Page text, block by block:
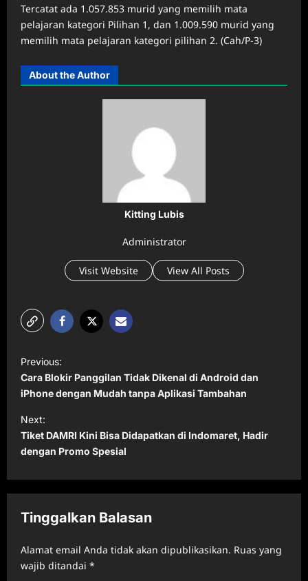
Tercatat ada 1.057.853 murid yang memilih mata
pelajaran kategori Pilihan 1, dan 1.009.590 murid yang
memilih mata pelajaran kategori pilihan 2. (Cah/P-3)
About the Author
Kitting Lubis
Administrator
Visit Website View All Posts
P
o
s
t
n
a
v
g
a
t
Previous:
Cara Blokir Panggilan Tidak Dikenal di Android dan
iPhone dengan Mudah tanpa Aplikasi Tambahan
Next:
Tiket DAMRI Kini Bisa Didapatkan di Indomaret, Hadir
dengan Promo Spesial
Tinggalkan Balasan
Alamat email Anda tidak akan dipublikasikan. Ruas yang
wajib ditandai *